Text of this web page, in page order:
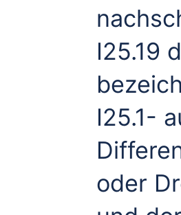
I25.19
I25.1-
oder